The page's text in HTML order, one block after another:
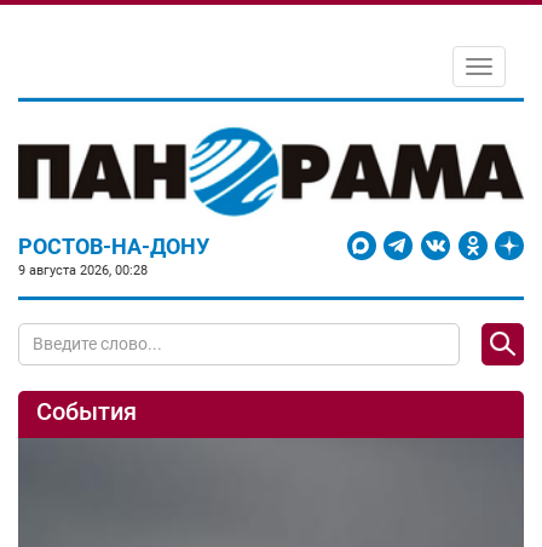
Toggle
РОСТОВ-НА-ДОНУ
9 августа 2026, 00:28
События